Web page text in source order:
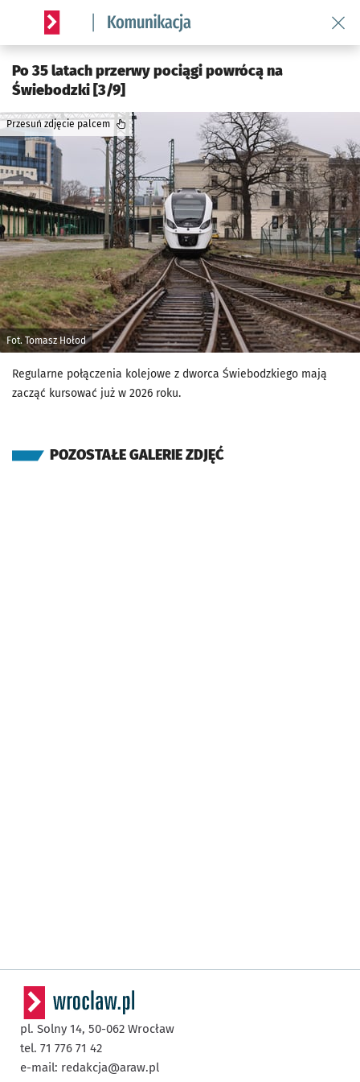
Serwis informacyjny wroclaw.pl podserwis: Komunikacja
Po 35 latach przerwy pociągi powrócą na
Świebodzki [3/9]
Fot. Tomasz Hołod
Przesuń zdjęcie palcem
Regularne połączenia kolejowe z dworca Świebodzkiego mają
zacząć kursować już w 2026 roku.
POZOSTAŁE GALERIE ZDJĘĆ
pl. Solny 14, 50-062 Wrocław
tel. 71 776 71 42
e-mail: redakcja@araw.pl